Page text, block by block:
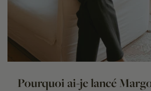
Pourquoi ai-je lancé